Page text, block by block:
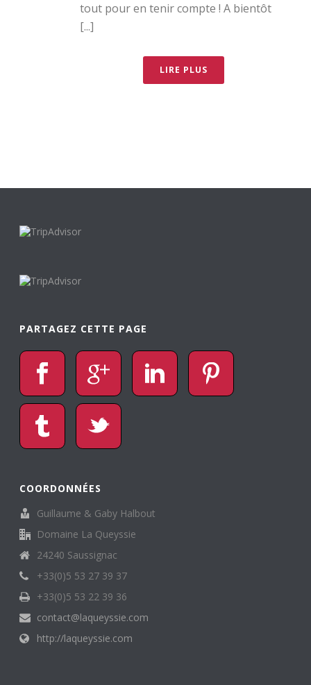
tout pour en tenir compte ! A bientôt
[...]
LIRE PLUS
PARTAGEZ CETTE PAGE
COORDONNÉES
Guillaume & Gaby Halbout
Domaine La Queyssie
24240 Saussignac
+33(0)5 53 27 39 37
+33(0)5 53 22 39 36
contact@laqueyssie.com
http://laqueyssie.com